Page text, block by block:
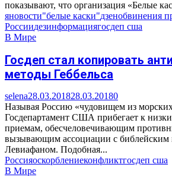
показывают, что организация «Белые
яновости"белые каски"дзенобвинения
Россиидезинформациягосдеп сша
В Мире
Госдеп стал копировать
методы Геббельса
selena28.03.201828.03.20180
Называя Россию «чудовищем из
Госдепартамент США прибегает к
приемам, обесчеловечивающим
вызывающим ассоциации с библейским
Левиафаном. Подобная...
Россияоскорблениеконфликтгосдеп сша
В Мире